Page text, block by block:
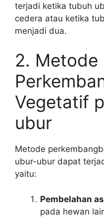
terjadi ketika tubuh
cedera atau ketika
menjadi dua.
2. Metode
Vegetatif
ubur
Metode
ubur-ubur dapat
yaitu:
Pembelahan
pada hewan